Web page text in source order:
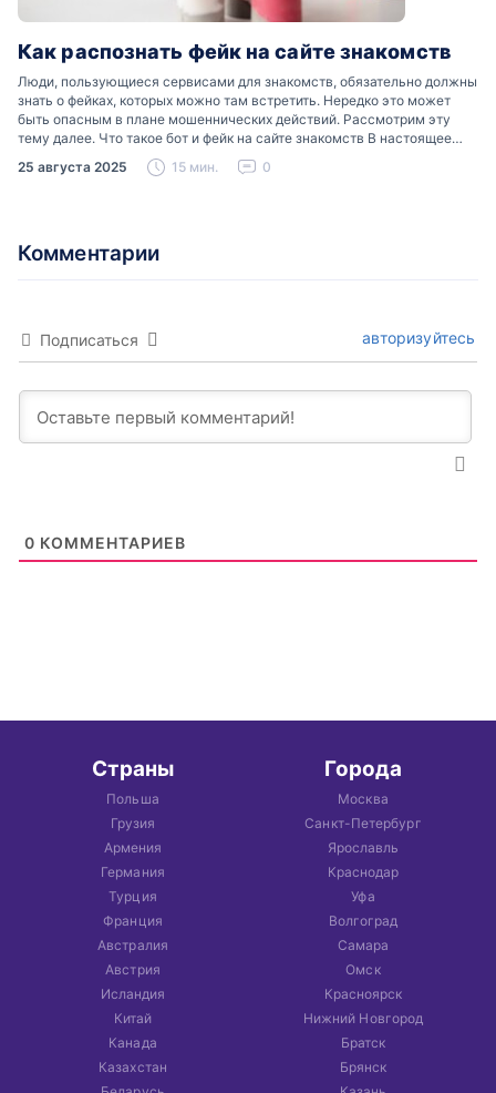
Как распознать фейк на сайте знакомств
Люди, пользующиеся сервисами для знакомств, обязательно должны
знать о фейках, которых можно там встретить. Нередко это может
быть опасным в плане мошеннических действий. Рассмотрим эту
тему далее. Что такое бот и фейк на сайте знакомств В настоящее
время можно встретить свою…
25 августа 2025 15 мин. 0
Комментарии
Подписаться авторизуйтесь
0 КОММЕНТАРИЕВ
Страны
Польша
Грузия
Армения
Германия
Турция
Франция
Австралия
Австрия
Исландия
Китай
Канада
Казахстан
Города
Москва
Санкт-Петербург
Ярославль
Краснодар
Уфа
Волгоград
Самара
Омск
Красноярск
Нижний Новгород
Братск
Брянск